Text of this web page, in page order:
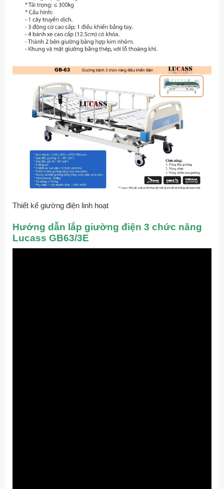
Thiết kế giường điện linh hoạt
Hướng dẫn lắp giường điện 3 chức năng
Lucass GB63/3E